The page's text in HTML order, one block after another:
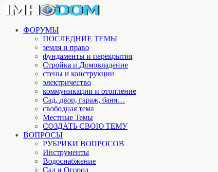
ФОРУМЫ
ПОСЛЕДНИЕ ТЕМЫ
земля и право
фундаменты и перекрытия
Стройка и Домовладение
стены и конструкции
электричество
коммуникации и отопление
Cад, двор, гараж, баня…
свободная тема
Местные Темы
СОЗДАТЬ СВОЮ ТЕМУ
ВОПРОСЫ
РУБРИКИ ВОПРОСОВ
Инструменты
Водоснабжение
Сад и Огород